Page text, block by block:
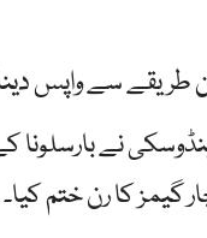
طریقے سے واپس
نے بارسلونا
گیمز کا رن ختم کیا۔